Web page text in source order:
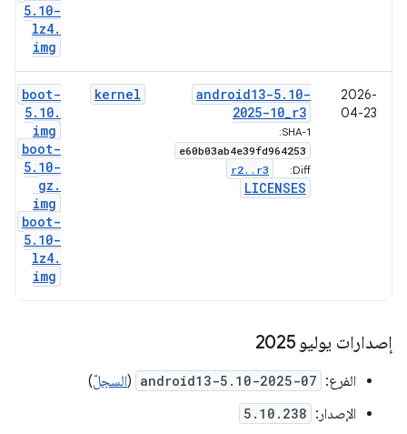
5. 10-
lz4.
img
2026-
04-23
android13-5. 10-
2025-10_r3
SHA-1:
e60b03ab4e39fd964253
Diff:
r2. . r3
LICENSES
kernel
boot-
5. 10.
img
boot-
5. 10-
gz .
img
boot-
5. 10-
lz4.
img
إصدارات يوليو 2025
الفرع: android13-5.10-2025-07
(السجلّ)
الإصدار: 5.10.238